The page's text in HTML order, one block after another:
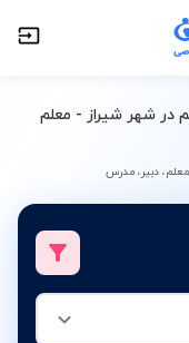
شهر شیراز - معلم
دبیر، مدرس